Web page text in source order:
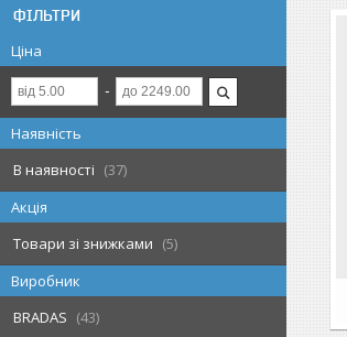
ФІЛЬТРИ
Ціна
Наявність
В наявності
37
Акція
Товари зі знижками
5
Виробник
BRADAS
43